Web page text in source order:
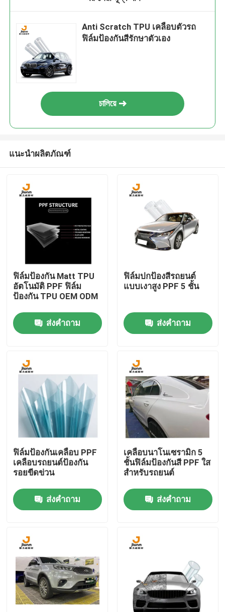
รายชื่อผู้ติดต่อ
ผลิตภัณฑ์
ฟิล์ม TPU PPF
ฟิล์มป้องกันสี TPU
ฟิล์มกรองแสง
ฟิล์มกระจกกันกระแทก
ฟิล์มกันรอย PPF
Anti Scratch TPU เคลือบตัวรถ
ฟิล์มป้องกันสีรักษาตัวเอง
চালিয়ে
แนะนำผลิตภัณฑ์
ฟิล์มป้องกัน Matt TPU
อัตโนมัติ PPF ฟิล์ม
ป้องกัน TPU OEM ODM
ส่งคำถาม
ฟิล์มปกป้องสีรถยนต์
แบบเงาสูง PPF 5 ชั้น
ส่งคำถาม
ฟิล์มป้องกันเคลือบ PPF
เคลือบรถยนต์ป้องกัน
รอยขีดข่วน
ส่งคำถาม
เคลือบนาโนเซรามิก 5
ชั้นฟิล์มป้องกันสี PPF ใส
สำหรับรถยนต์
ส่งคำถาม